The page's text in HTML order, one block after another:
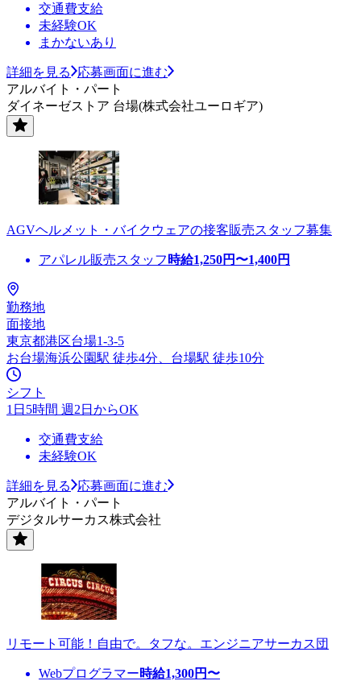
交通費支給
未経験OK
まかないあり
詳細を見る
応募画面に進む
アルバイト・パート
ダイネーゼストア 台場(株式会社ユーロギア)
AGVヘルメット・バイクウェアの接客販売スタッフ募集
アパレル販売スタッフ 時給1,250円〜1,400円
勤務地
面接地
東京都港区台場1-3-5
お台場海浜公園駅 徒歩4分、台場駅 徒歩10分
シフト
1日5時間 週2日からOK
交通費支給
未経験OK
詳細を見る
応募画面に進む
アルバイト・パート
デジタルサーカス株式会社
リモート可能！自由で。タフな。エンジニアサーカス団
Webプログラマー時給1,300円〜